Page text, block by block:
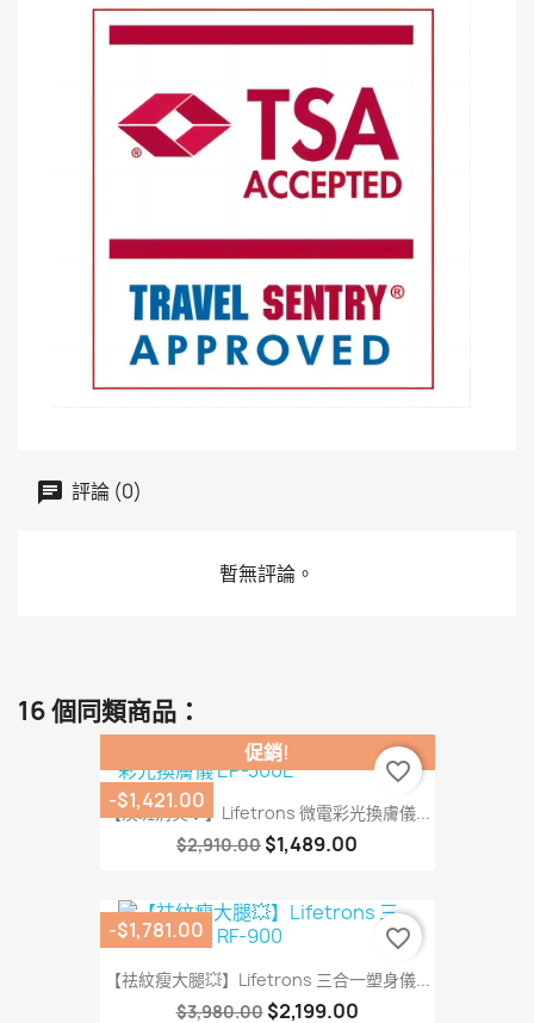
評論 (0)
暫無評論。
16 個同類商品：
【淡斑消炎💎】Lifetrons 微電彩光換膚儀...
$2,910.00 $1,489.00
促銷!
-$1,421.00
favorite_border
【祛紋瘦大腿💥】Lifetrons 三合一塑身儀...
$3,980.00 $2,199.00
-$1,781.00 favorite_border